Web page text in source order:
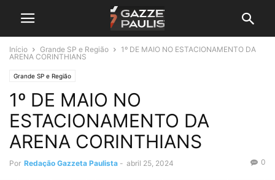
Início Grande SP e Região
1º DE MAIO NO ESTACIONAMENTO DA
ARENA CORINTHIANS
Grande SP e Região
1º DE MAIO NO
ESTACIONAMENTO DA
ARENA CORINTHIANS
Por Redação Gazzeta Paulista - abril 25, 2024 0